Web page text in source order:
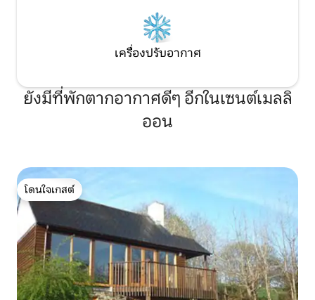
เครื่องปรับอากาศ
ยังมีที่พักตากอากาศดีๆ อีกในเซนต์เมลลิ
ออน
โดนใจเกสต์
โดนใจเกสต์